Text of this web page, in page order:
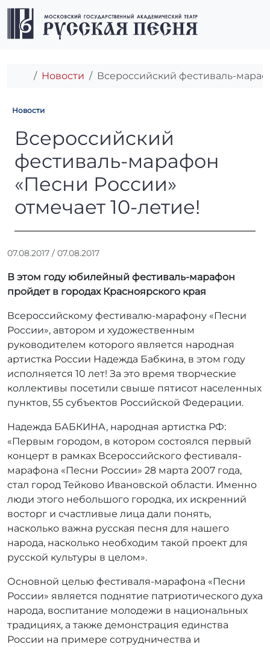
Перейти к содержимому
Перейти к футеру
Главная
Новости Всероссийский фестиваль-
Новости
Всероссийский
Всероссийский
фестиваль-марафон
«Песни России»
отмечает 10-летие!
07.08.2017 / 07.08.2017
т
о
:
r
r
_
a
d
m
i
В этом году юбилейный фестиваль-марафон
пройдет в городах Красноярского края
Всероссийскому фестивалю-марафону «Песни
России», автором и художественным
руководителем которого является народная
артистка России Надежда Бабкина, в этом году
исполняется 10 лет! За это время творческие
коллективы посетили свыше пятисот населенных
пунктов, 55 субъектов Российской Федерации.
Надежда БАБКИНА, народная артистка РФ:
«Первым городом, в котором состоялся первый
концерт в рамках Всероссийского фестиваля-
марафона «Песни России» 28 марта 2007 года,
стал город Тейково Ивановской области. Именно
люди этого небольшого городка, их искренний
восторг и счастливые лица дали понять,
насколько важна русская песня для нашего
народа, насколько необходим такой проект для
русской культуры в целом».
Основной целью фестиваля-марафона «Песни
России» является поднятие патриотического духа
народа, воспитание молодежи в национальных
традициях, а также демонстрация единства
России на примере сотрудничества и